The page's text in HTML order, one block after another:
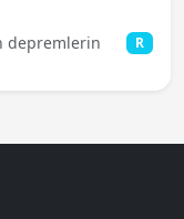
depremlerin
R